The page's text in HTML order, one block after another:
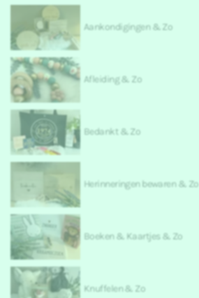
Aankondigingen & Zo
Afleiding & Zo
Bedankt & Zo
Herinneringen bewaren & Zo
Boeken & Kaartjes & Zo
Knuffelen & Zo